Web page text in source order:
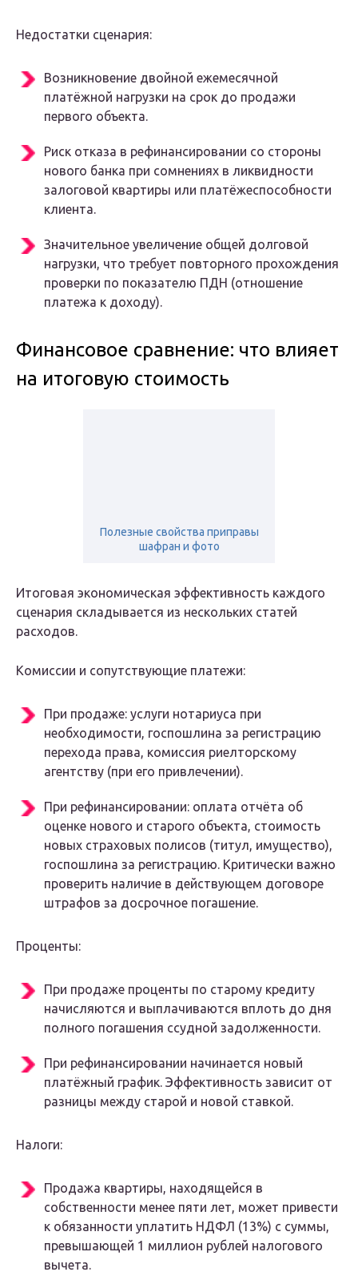
Недостатки сценария:
Возникновение двойной ежемесячной
платёжной нагрузки на срок до продажи
первого объекта.
Риск отказа в рефинансировании со стороны
нового банка при сомнениях в ликвидности
залоговой квартиры или платёжеспособности
клиента.
Значительное увеличение общей долговой
нагрузки, что требует повторного прохождения
проверки по показателю ПДН (отношение
платежа к доходу).
Финансовое сравнение: что влияет
на итоговую стоимость
Полезные свойства приправы
шафран и фото
Итоговая экономическая эффективность каждого
сценария складывается из нескольких статей
расходов.
Комиссии и сопутствующие платежи:
При продаже: услуги нотариуса при
необходимости, госпошлина за регистрацию
перехода права, комиссия риелторскому
агентству (при его привлечении).
При рефинансировании: оплата отчёта об
оценке нового и старого объекта, стоимость
новых страховых полисов (титул, имущество),
госпошлина за регистрацию. Критически важно
проверить наличие в действующем договоре
штрафов за досрочное погашение.
Проценты:
При продаже проценты по старому кредиту
начисляются и выплачиваются вплоть до дня
полного погашения ссудной задолженности.
При рефинансировании начинается новый
платёжный график. Эффективность зависит от
разницы между старой и новой ставкой.
Налоги:
Продажа квартиры, находящейся в
собственности менее пяти лет, может привести
к обязанности уплатить НДФЛ (13%) с суммы,
превышающей 1 миллион рублей налогового
вычета.